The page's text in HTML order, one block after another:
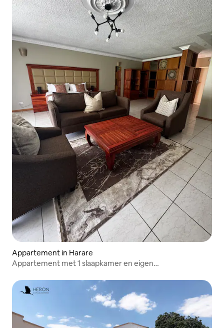
Appartement in Harare
Appartement met 1 slaapkamer en eigen